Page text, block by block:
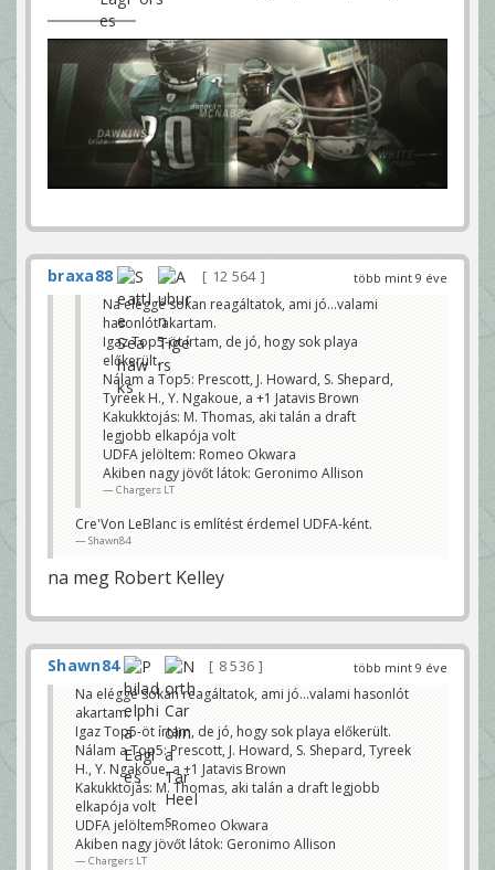
több mint 9 éve
braxa88
12 564
Na eléggé sokan reagáltatok, ami jó...valami
hasonlót akartam.
Igaz Top5-öt írtam, de jó, hogy sok playa
előkerült.
Nálam a Top5: Prescott, J. Howard, S. Shepard,
Tyreek H., Y. Ngakoue, a +1 Jatavis Brown
Kakukktojás: M. Thomas, aki talán a draft
legjobb elkapója volt
UDFA jelöltem: Romeo Okwara
Akiben nagy jövőt látok: Geronimo Allison
Chargers LT
Cre'Von LeBlanc is említést érdemel UDFA-ként.
Shawn84
na meg Robert Kelley
több mint 9 éve
Shawn84
8 536
Na eléggé sokan reagáltatok, ami jó...valami hasonlót
akartam.
Igaz Top5-öt írtam, de jó, hogy sok playa előkerült.
Nálam a Top5: Prescott, J. Howard, S. Shepard, Tyreek
H., Y. Ngakoue, a +1 Jatavis Brown
Kakukktojás: M. Thomas, aki talán a draft legjobb
elkapója volt
UDFA jelöltem: Romeo Okwara
Akiben nagy jövőt látok: Geronimo Allison
Chargers LT